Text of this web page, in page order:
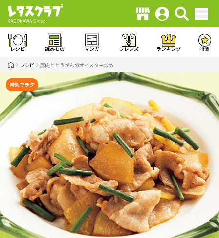
レシピ 読みもの マンガ フレンズ ランキング 特集
レシピ 豚肉ととうがんのオイスター炒め
時短でラク